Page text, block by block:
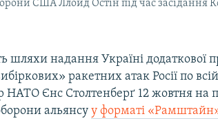
США Ллойд Остін під час засідання
шляхи надання Україні додаткової
ракетних атак Росії по
НАТО Єнс Столтенберґ 12 жовтня на
альянсуу форматі